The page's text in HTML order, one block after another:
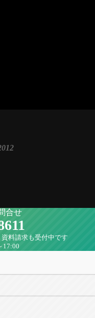
合せ
料請求も受付中です
17:00